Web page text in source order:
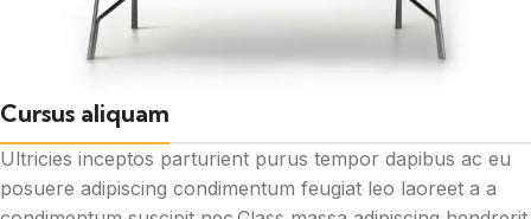
Cursus aliquam
Ultricies inceptos parturient purus tempor dapibus ac eu
posuere adipiscing condimentum feugiat leo laoreet a a